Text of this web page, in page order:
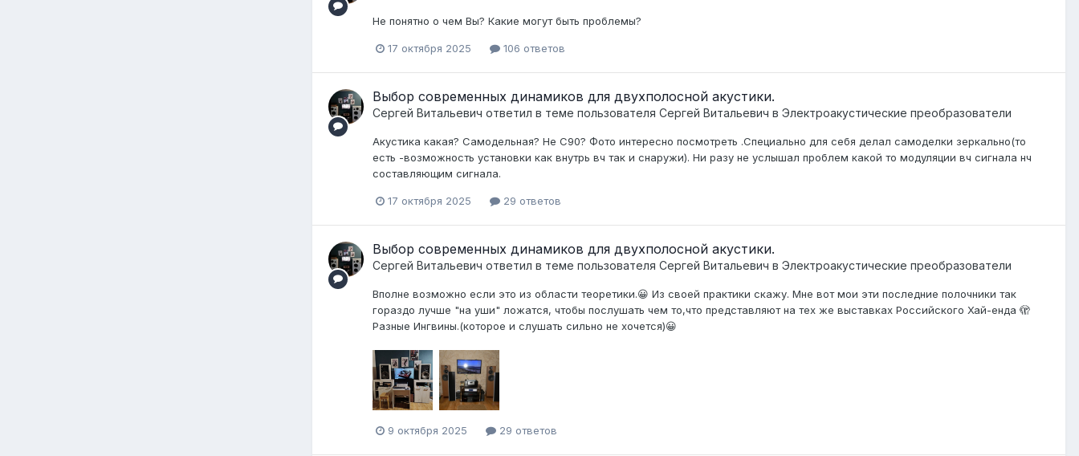
Не понятно о чем Вы? Какие могут быть проблемы?
17 октября 2025 106 ответов
Выбор современных динамиков для двухполосной акустики.
Сергей Витальевич ответил в теме пользователя Сергей Витальевич в Электроакустические преобразователи
Акустика какая? Самодельная? Не С90? Фото интересно посмотреть .Специально для себя делал самоделки зеркально(то
есть -возможность установки как внутрь вч так и снаружи). Ни разу не услышал проблем какой то модуляции вч сигнала нч
составляющим сигнала.
17 октября 2025 29 ответов
Выбор современных динамиков для двухполосной акустики.
Сергей Витальевич ответил в теме пользователя Сергей Витальевич в Электроакустические преобразователи
Вполне возможно если это из области теоретики.😀 Из своей практики скажу. Мне вот мои эти последние полочники так
гораздо лучше "на уши" ложатся, чтобы послушать чем то,что представляют на тех же выставках Российского Хай-енда 🫣
Разные Ингвины.(которое и слушать сильно не хочется)😀
9 октября 2025 29 ответов